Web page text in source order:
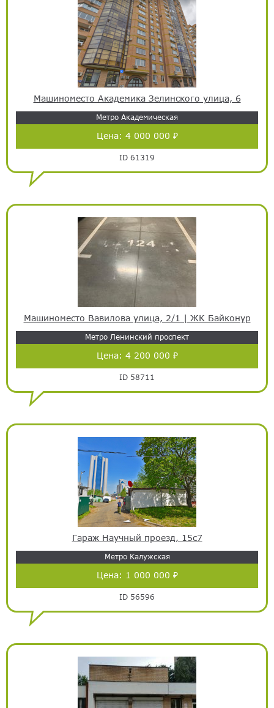
Машиноместо Академика Зелинского улица, 6
Метро Академическая
Цена: 4 000 000 ₽
ID 61319
Машиноместо Вавилова улица, 2/1 | ЖК Байконур
Метро Ленинский проспект
Цена: 4 200 000 ₽
ID 58711
Гараж Научный проезд, 15с7
Метро Калужская
Цена: 1 000 000 ₽
ID 56596